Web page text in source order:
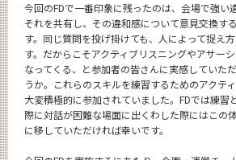
今回のFDで一番印象に残ったのは、会場で強い
それを共有し、その違和感について意見交換す
す。同じ質問を投げ掛けても、人によって捉え
す。だからこそアクティブリスニングやアサー
なってくる、と参加者の皆さんに実感していた
うか。これらのスキルを練習するためのアクテ
大変積極的に参加されていました。FDでは練習
際に対話が困難な場面に出くわした際にはこの
に移していただければ幸いです。